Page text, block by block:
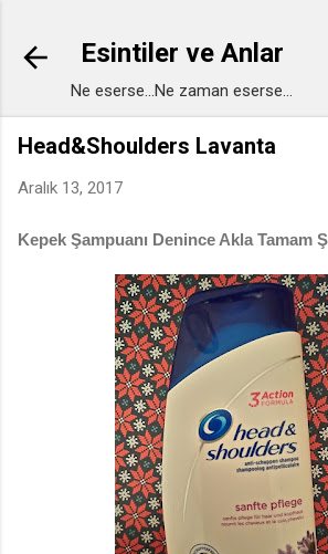
Esintiler ve Anlar
Ne eserse...Ne zaman eserse...
Head&Shoulders Lavanta
Aralık 13, 2017
Kepek Şampuanı Denince Akla Tamam